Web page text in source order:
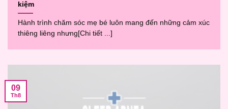
kiệm
Hành trình chăm sóc mẹ bé luôn mang đến những cảm xúc
thiêng liêng nhưng[Chi tiết ...]
09
Th8